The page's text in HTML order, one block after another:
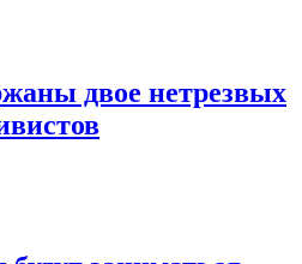
двое нетрезвых